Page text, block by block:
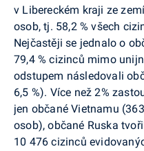
v Libereckém kraji ze
osob, tj. 58,2 % všech
Nejčastěji se jednalo o
79,4 % cizinců mimo
odstupem následovali
6,5 %). Více než 2%
jen občané Vietnamu
osob), občané Ruska
10 476 cizinců